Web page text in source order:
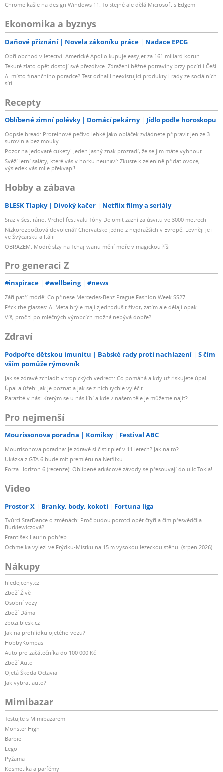
Chrome kašle na design Windows 11. To stejné ale dělá Microsoft s Edgem
Ekonomika a byznys
Daňové přiznání Novela zákoníku práce Nadace EPCG
Obří obchod v letectví. Americké Apollo kupuje easyJet za 161 miliard korun
Tekuté zlato opět dostojí své přezdívce. Zdražení běžné potraviny brzy pocítí i Češi
AI místo finančního poradce? Test odhalil neexistující produkty i rady ze sociálních
sítí
Recepty
Oblíbené zimní polévky Domácí pekárny Jídlo podle horoskopu
Oopsie bread: Proteinové pečivo lehké jako obláček zvládnete připravit jen ze 3
surovin a bez mouky
Pozor na jedovaté cukety! Jeden jasný znak prozradí, že se jim máte vyhnout
Svěží letní saláty, které vás v horku neunaví: Zkuste k zelenině přidat ovoce,
výsledek vás mile překvapí!
Hobby a zábava
BLESK Tlapky Divoký kačer Netflix filmy a seriály
Sraz v šest ráno. Vrchol festivalu Tóny Dolomit zazní za úsvitu ve 3000 metrech
Nízkorozpočtová dovolená? Chorvatsko jedno z nejdražších v Evropě! Levněji je i
ve Švýcarsku a Itálii
OBRAZEM: Modré slzy na Tchaj-wanu mění moře v magickou říši
Pro generaci Z
#inspirace #wellbeing #news
Září patří módě: Co přinese Mercedes-Benz Prague Fashion Week SS27
F*ck the glasses: AI Meta brýle mají zjednodušit život, zatím ale dělají opak
Víš, proč ti po mléčných výrobcích možná nebývá dobře?
Zdraví
Podpořte dětskou imunitu Babské rady proti nachlazení
S čím
vším pomůže rýmovník
Jak se zdravě zchladit v tropických vedrech: Co pomáhá a kdy už riskujete úpal
Úpal a úžeh: Jak je poznat a jak se z nich rychle vyléčit
Parazité v nás: Kterým se u nás líbí a kde v našem těle je můžeme najít?
Pro nejmenší
Mourissonova poradna Komiksy Festival ABC
Mourrisonova poradna: Je zdravé si čistit pleť v 11 letech? Jak na to?
Ukázka z GTA 6 bude mít premiéru na Netflixu
Forza Horizon 6 (recenze): Oblíbené arkádové závody se přesouvají do ulic Tokia!
Video
Prostor X Branky, body, kokoti Fortuna liga
Tvůrci StarDance o změnách: Proč budou porotci opět čtyři a čím přesvědčila
Burkiewiczová?
František Laurin pohřeb
Ochmelka vylezl ve Frýdku-Místku na 15 m vysokou lezeckou stěnu. (srpen 2026)
Nákupy
hledejceny.cz
Zboží Živě
Osobní vozy
Zboží Dáma
zbozi.blesk.cz
Jak na prohlídku ojetého vozu?
HobbyKompas
Auto pro začátečníka do 100 000 Kč
Zboží Auto
Ojetá Škoda Octavia
Jak vybrat auto?
Mimibazar
Testujte s Mimibazarem
Monster High
Barbie
Lego
Pyžama
Kosmetika a parfémy